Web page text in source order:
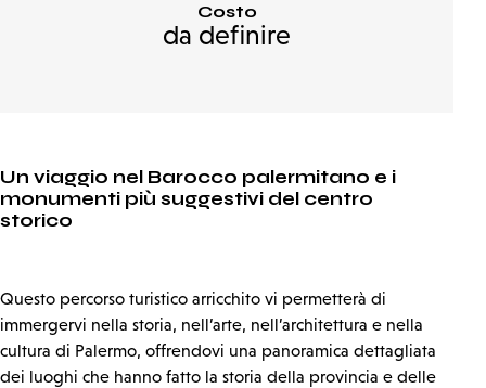
Costo
da definire
Un viaggio nel Barocco palermitano e i
monumenti più suggestivi del centro
storico
Questo percorso turistico arricchito vi permetterà di
immergervi nella storia, nell’arte, nell’architettura e nella
cultura di Palermo, offrendovi una panoramica dettagliata
dei luoghi che hanno fatto la storia della provincia e delle